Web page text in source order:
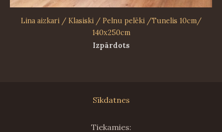
Lina aizkari / Klasiski / Pelnu pelēki /Tunelis 10cm/
140x250cm
Izpārdots
Sīkdatnes
Tiekamies: